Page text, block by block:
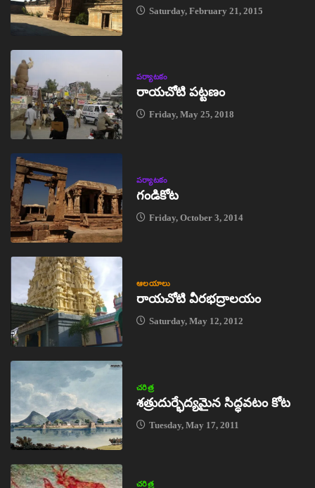
Saturday, February 21, 2015
పర్యాటకం
రాయచోటి పట్టణం
Friday, May 25, 2018
పర్యాటకం
గండికోట
Friday, October 3, 2014
ఆలయాలు
రాయచోటి వీరభద్రాలయం
Saturday, May 12, 2012
చరిత్ర
శత్రుదుర్భేద్యమైన సిద్ధవటం కోట
Tuesday, May 17, 2011
చరిత్ర